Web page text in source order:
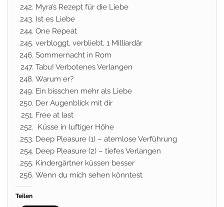
Myra’s Rezept für die Liebe
Ist es Liebe
One Repeat
verbloggt, verbliebt, 1 Milliardär
Sommernacht in Rom
Tabu! Verbotenes Verlangen
Warum er?
Ein bisschen mehr als Liebe
Der Augenblick mit dir
Free at last
Küsse in luftiger Höhe
Deep Pleasure (1) – atemlose Verführung
Deep Pleasure (2) – tiefes Verlangen
Kindergärtner küssen besser
Wenn du mich sehen könntest
Teilen